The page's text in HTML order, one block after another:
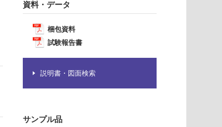
資料・データ
梱包資料
試験報告書
説明書・図面検索
サンプル品